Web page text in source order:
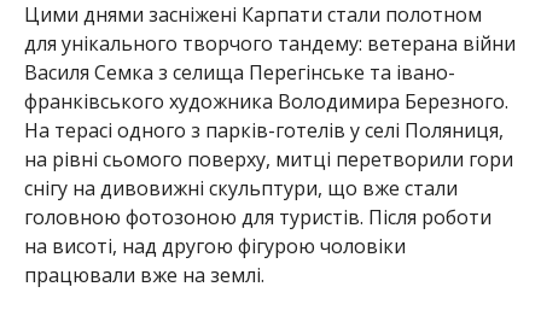
Цими днями засніжені Карпати стали полотном
для унікального творчого тандему: ветерана війни
Василя Семка з селища Перегінське та івано-
франківського художника Володимира Березного.
На терасі одного з парків-готелів у селі Поляниця,
на рівні сьомого поверху, митці перетворили гори
снігу на дивовижні скульптури, що вже стали
головною фотозоною для туристів. Після роботи
на висоті, над другою фігурою чоловіки
працювали вже на землі.